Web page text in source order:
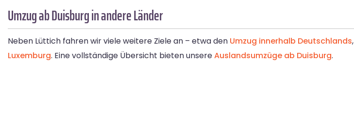
Umzug ab Duisburg in andere Länder
Neben Lüttich fahren wir viele weitere Ziele an – etwa den Umzug innerhalb Deutschlands,
Luxemburg. Eine vollständige Übersicht bieten unsereAuslandsumzüge ab Duisburg.